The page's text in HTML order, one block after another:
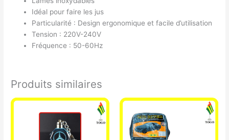
Idéal pour faire les jus
Particularité : Design ergonomique et facile d’utilisation
Tension : 220V-240V
Fréquence : 50-60Hz
Produits similaires